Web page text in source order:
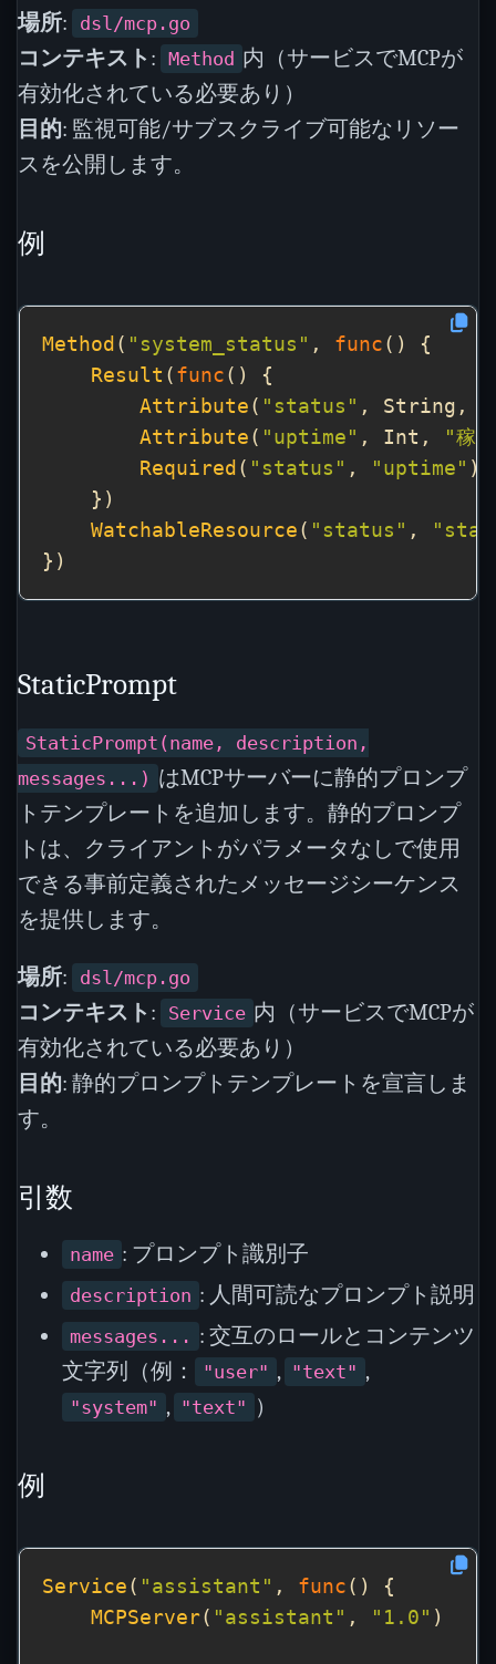
場所: dsl/mcp.go
コンテキスト : Method 内（サービスでMCPが
有効化されている必要あり）
目的: 監視可能/サブスクライブ可能なリソー
スを公開します。
例
Method ( "system_status" , func
Result ( func
Attribute ( "status" , String,
Attribute ( "uptime" , Int,
"稼
Required ( "status" , "uptime"
WatchableResource ( "status" ,
StaticPrompt
StaticPrompt(name, description,
messages...) はMCPサーバーに静的プロンプ
トテンプレートを追加します。静的プロンプ
トは、クライアントがパラメータなしで使用
できる事前定義されたメッセージシーケンス
を提供します。
場所: dsl/mcp.go
コンテキスト : Service 内（サービスでMCPが
有効化されている必要あり）
目的: 静的プロンプトテンプレートを宣言しま
す。
引数
name : プロンプト識別子
description : 人間可読なプロンプト説明
messages... : 交互のロールとコンテンツ
文字列（例：
"user" , "text" ,
"system" , "text" ）
例
Service ( "assistant" , func
MCPServer( "assistant" , "1.0"